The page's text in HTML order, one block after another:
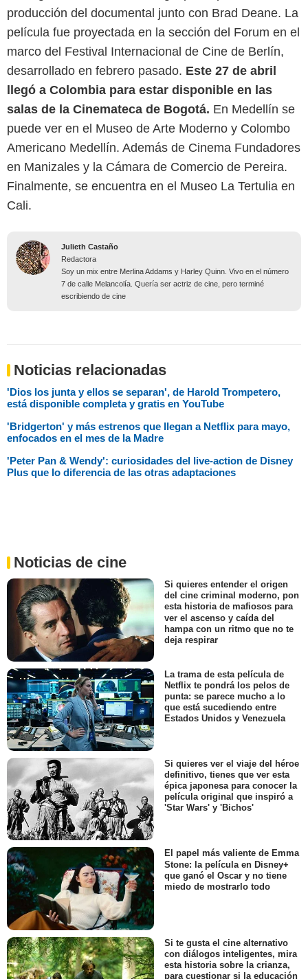
producción del documental junto con Brad Deane. La
película fue proyectada en la sección del Forum en el
marco del Festival Internacional de Cine de Berlín,
desarrollado en febrero pasado. Este 27 de abril
llegó a Colombia para estar disponible en las
salas de la Cinemateca de Bogotá. En Medellín se
puede ver en el Museo de Arte Moderno y Colombo
Americano Medellín. Además de Cinema Fundadores
en Manizales y la Cámara de Comercio de Pereira.
Finalmente, se encuentra en el Museo La Tertulia en
Cali.
Julieth Castaño
Redactora
Soy un mix entre Merlina Addams y Harley Quinn. Vivo en el número
7 de calle Melancolía. Quería ser actriz de cine, pero terminé
escribiendo de cine
Noticias relacionadas
'Dios los junta y ellos se separan', de Harold Trompetero,
está disponible completa y gratis en YouTube
'Bridgerton' y más estrenos que llegan a Netflix para mayo,
enfocados en el mes de la Madre
'Peter Pan & Wendy': curiosidades del live-action de Disney
Plus que lo diferencia de las otras adaptaciones
Noticias de cine
Si quieres entender el origen
del cine criminal moderno, pon
esta historia de mafiosos para
ver el ascenso y caída del
hampa con un ritmo que no te
deja respirar
La trama de esta película de
Netflix te pondrá los pelos de
punta: se parece mucho a lo
que está sucediendo entre
Estados Unidos y Venezuela
Si quieres ver el viaje del héroe
definitivo, tienes que ver esta
épica japonesa para conocer la
película original que inspiró a
'Star Wars' y 'Bichos'
El papel más valiente de Emma
Stone: la película en Disney+
que ganó el Oscar y no tiene
miedo de mostrarlo todo
Si te gusta el cine alternativo
con diálogos inteligentes, mira
esta historia sobre la crianza,
para cuestionar si la educación